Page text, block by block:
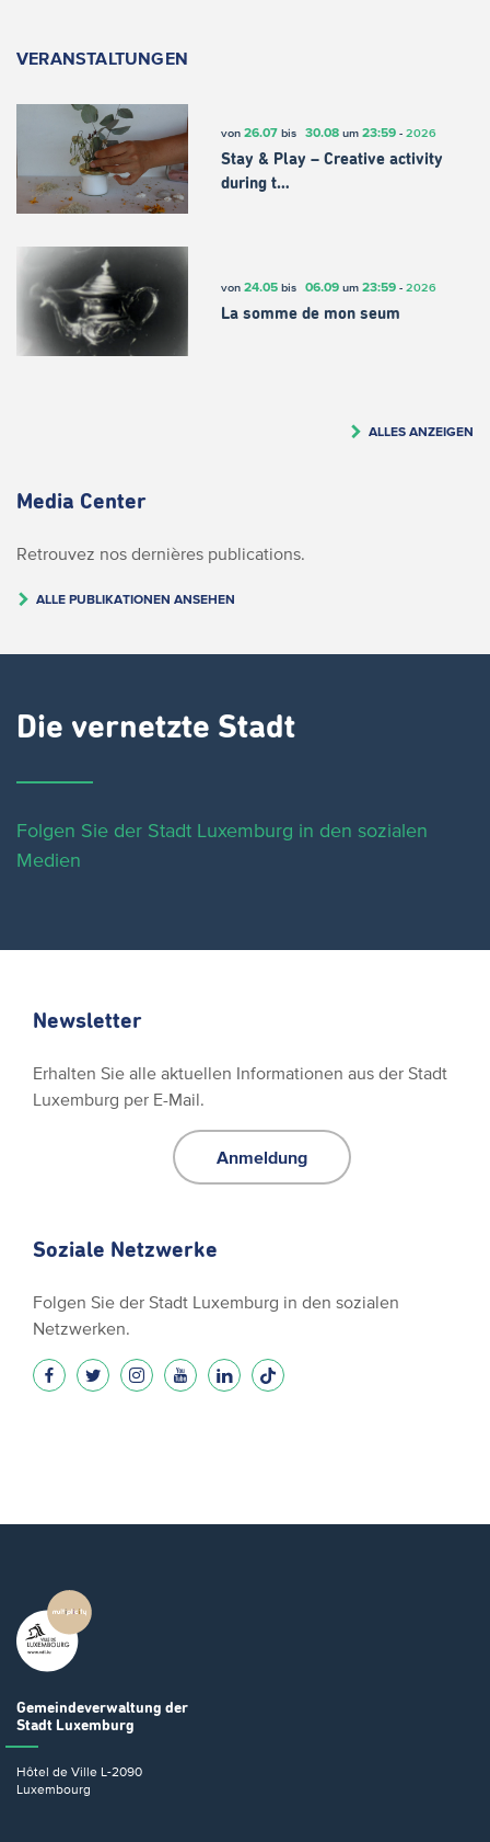
VERANSTALTUNGEN
von 26.07bis 30.08um 23:59- 2026
Stay & Play – Creative activity
during t…
von 24.05bis 06.09um 23:59- 2026
La somme de mon seum
ALLES ANZEIGEN
Media Center
Retrouvez nos dernières publications.
ALLE PUBLIKATIONEN ANSEHEN
Die vernetzte Stadt
Folgen Sie der Stadt Luxemburg in den sozialen
Medien
Newsletter
Erhalten Sie alle aktuellen Informationen aus der Stadt
Luxemburg per E-Mail.
Anmeldung
Soziale Netzwerke
Folgen Sie der Stadt Luxemburg in den sozialen
Netzwerken.
Gemeindeverwaltung der
Stadt Luxemburg
Hôtel de Ville L-2090
Luxembourg